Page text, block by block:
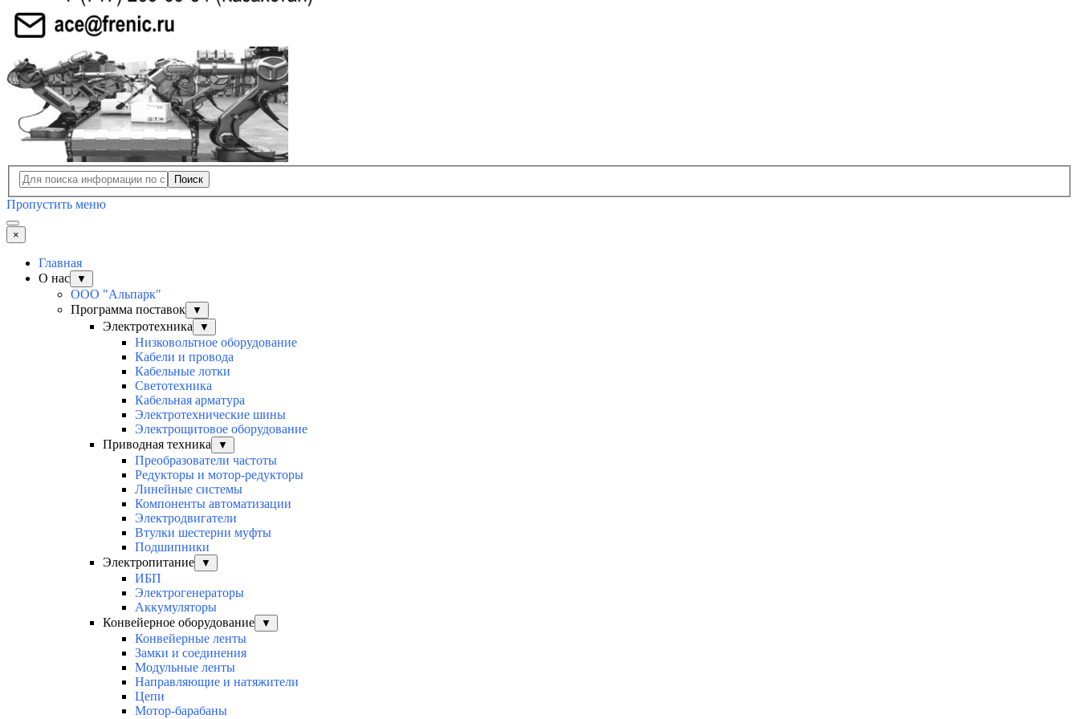
Поиск
Пропустить меню
×
Главная
О нас
▼
ООО "Альпарк"
Программа поставок
▼
Электротехника ▼
Низковольтное оборудование
Кабели и провода
Кабельные лотки
Светотехника
Кабельная арматура
Электротехнические шины
Электрощитовое оборудование
Приводная техника
▼
Преобразователи частоты
Редукторы и мотор-редукторы
Линейные системы
Компоненты автоматизации
Электродвигатели
Втулки шестерни муфты
Подшипники
Электропитание
▼
ИБП
Электрогенераторы
Аккумуляторы
Конвейерное оборудование
▼
Конвейерные ленты
Замки и соединения
Модульные ленты
Направляющие и натяжители
Цепи
Мотор-барабаны